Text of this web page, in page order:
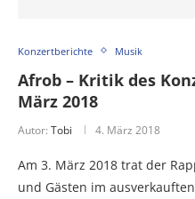
Konzertberichte Musik
Afrob – Kritik des
März 2018
Autor: Tobi 4. März 2018
Am 3. März 2018 trat der
und Gästen im